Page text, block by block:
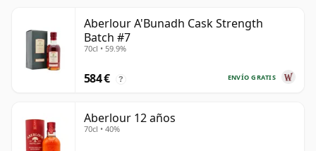
Aberlour A'Bunadh Cask Strength
Batch #7
70cl • 59.9%
ENVÍO GRATIS
584 € ?
Aberlour 12 años
70cl • 40%